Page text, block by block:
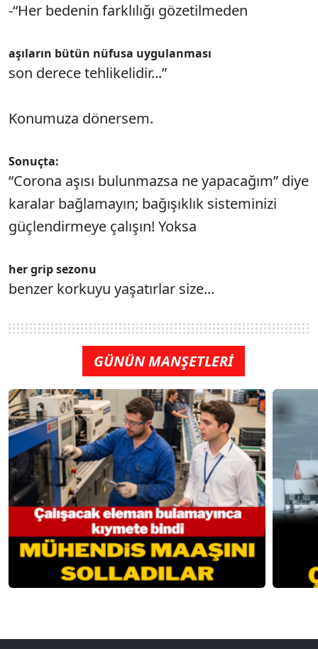
-“Her bedenin farklılığı gözetilmeden
aşıların bütün nüfusa uygulanması
son derece tehlikelidir...”
Konumuza dönersem.
Sonuçta:
“Corona aşısı bulunmazsa ne yapacağım” diye
karalar bağlamayın; bağışıklık sisteminizi
güçlendirmeye çalışın! Yoksa
her grip sezonu
benzer korkuyu yaşatırlar size...
GÜNÜN MANŞETLERİ